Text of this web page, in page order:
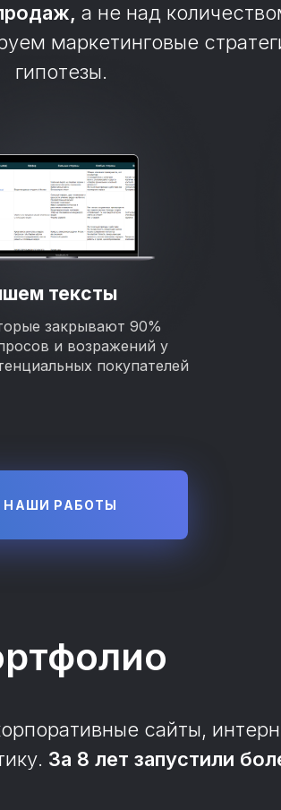
а не над
маркетинговые
гипотезы.
закрывают 90%
и возражений у
покупателей
тексты
НАШИ РАБОТЫ
сайты,
За 8 лет запустили